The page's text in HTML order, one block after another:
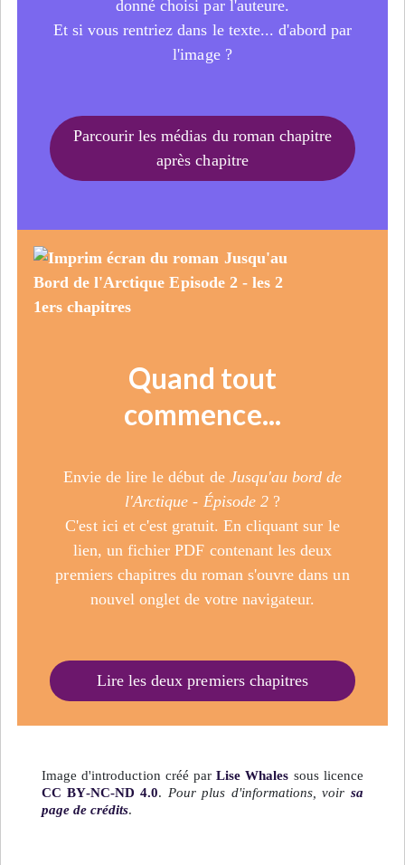
donné choisi par l'auteure.
Et si vous rentriez dans le texte... d'abord par
l'image ?
Parcourir les médias du roman chapitre
après chapitre
Quand tout
commence...
Envie de lire le début de Jusqu'au bord de
l'Arctique - Épisode 2?
C'est ici et c'est gratuit. En cliquant sur le
lien, un fichier PDF contenant les deux
premiers chapitres du roman s'ouvre dans un
nouvel onglet de votre navigateur.
Lire les deux premiers chapitres
Image d'introduction créé parLise Whales sous licence
CC BY-NC-ND 4.0. Pour plus d'informations, voir sa
page de crédits.